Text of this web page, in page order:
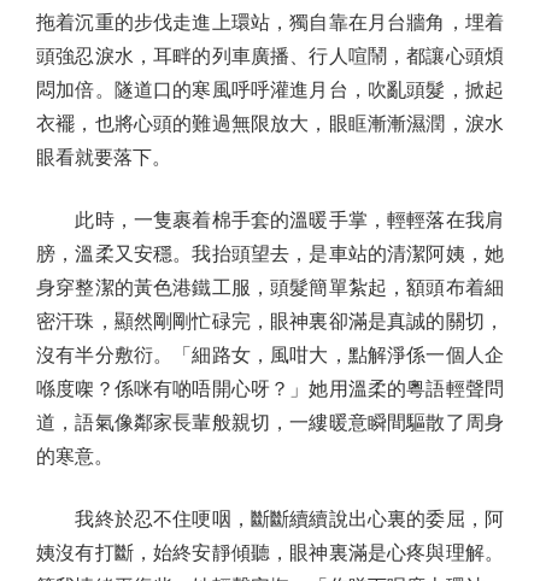
拖着沉重的步伐走進上環站，獨自靠在月台牆角，埋着
頭強忍淚水，耳畔的列車廣播、行人喧鬧，都讓心頭煩
悶加倍。隧道口的寒風呼呼灌進月台，吹亂頭髮，掀起
衣襬，也將心頭的難過無限放大，眼眶漸漸濕潤，淚水
眼看就要落下。
此時，一隻裹着棉手套的溫暖手掌，輕輕落在我肩
膀，溫柔又安穩。我抬頭望去，是車站的清潔阿姨，她
身穿整潔的黃色港鐵工服，頭髮簡單紮起，額頭布着細
密汗珠，顯然剛剛忙碌完，眼神裏卻滿是真誠的關切，
沒有半分敷衍。「細路女，風咁大，點解淨係一個人企
喺度㗎？係咪有啲唔開心呀？」她用溫柔的粵語輕聲問
道，語氣像鄰家長輩般親切，一縷暖意瞬間驅散了周身
的寒意。
我終於忍不住哽咽，斷斷續續說出心裏的委屈，阿
姨沒有打斷，始終安靜傾聽，眼神裏滿是心疼與理解。